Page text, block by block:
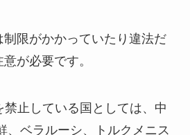
限がかかっていたり違法だ
が必要です。
止している国としては、中
、ベラルーシ、トルクメニス